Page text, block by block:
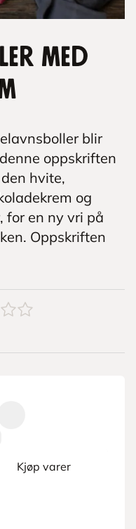
med
blir
oppskriften
hvite,
og
en ny vri på
Oppskriften
Kjøp varer